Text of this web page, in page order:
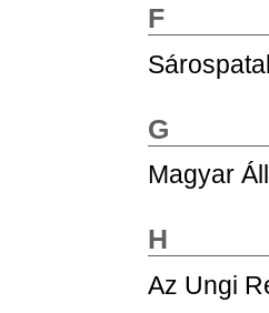
F
G
Magyar
H
Az Ungi